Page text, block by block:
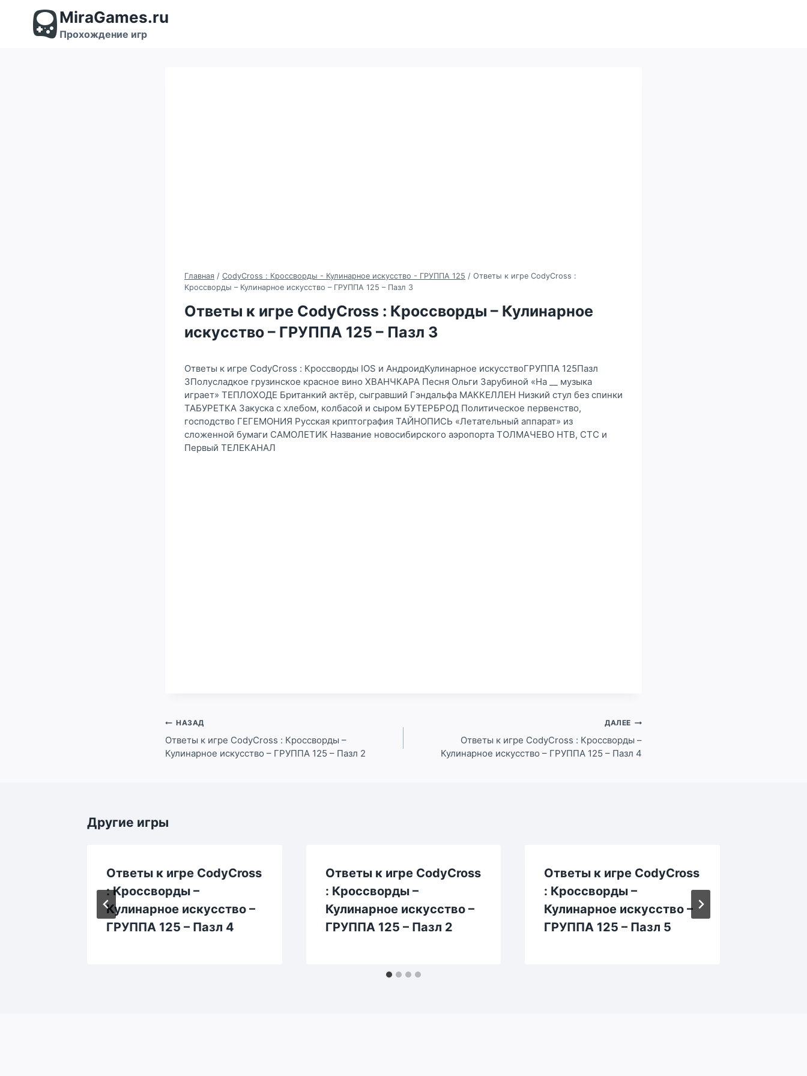
содержимому
MiraGames.ru
Прохождение игр
Главная / CodyCross : Кроссворды - Кулинарное искусство - ГРУППА 125 / Ответы к игре CodyCross :
Кроссворды – Кулинарное искусство – ГРУППА 125 – Пазл 3
Ответы к игре CodyCross : Кроссворды – Кулинарное
искусство – ГРУППА 125 – Пазл 3
Ответы к игре CodyCross : Кроссворды IOS и АндроидКулинарное искусствоГРУППА 125Пазл
3Полусладкое грузинское красное вино ХВАНЧКАРА Песня Ольги Зарубиной «На __ музыка
играет» ТЕПЛОХОДЕ Британкий актёр, сыгравший Гэндальфа МАККЕЛЛЕН Низкий стул без спинки
ТАБУРЕТКА Закуска с хлебом, колбасой и сыром БУТЕРБРОД Политическое первенство,
господство ГЕГЕМОНИЯ Русская криптография ТАЙНОПИСЬ «Летательный аппарат» из
сложенной бумаги САМОЛЕТИК Название новосибирского аэропорта ТОЛМАЧЕВО НТВ, СТС и
Первый ТЕЛЕКАНАЛ
Навигация
по
записям
НАЗАД
Ответы к игре CodyCross : Кроссворды –
Кулинарное искусство – ГРУППА 125 – Пазл 2
ДАЛЕЕ
Ответы к игре CodyCross : Кроссворды –
Кулинарное искусство – ГРУППА 125 – Пазл 4
Другие игры
Ответы к игре CodyCross
: Кроссворды –
Кулинарное искусство –
ГРУППА 125 – Пазл 4
Ответы к игре CodyCross
: Кроссворды –
Кулинарное искусство –
ГРУППА 125 – Пазл 2
Ответы к игре CodyCross
: Кроссворды –
Кулинарное искусство –
ГРУППА 125 – Пазл 5